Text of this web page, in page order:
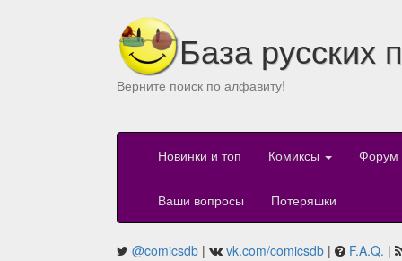
База русских
Верните поиск по алфавиту!
Новинки и топ Комиксы Форум
Ваши вопросы Потеряшки
@comicsdb | vk.com/comicsdb | F.A.Q. |